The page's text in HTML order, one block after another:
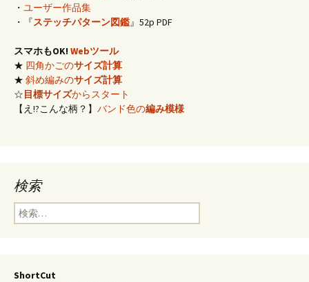
・ ユーザー作品集
・『ステッチパターン図鑑』52p PDF
スマホもOK! Webツール
★ 四角かごのサイズ計算
★ 斜め編みのサイズ計算
☆目標サイズからスタート
【え!?こんな柄？】 バンド色の編み模様
検索
検
索:
ShortCut